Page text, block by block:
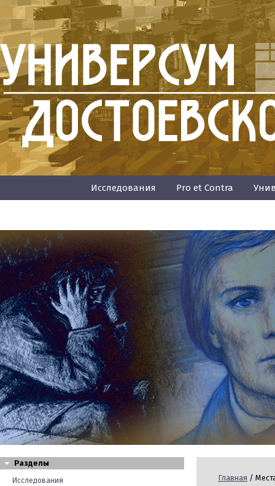
Исследования Pro et Contra
Разделы
Исследования
Главная /